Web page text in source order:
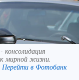
мирной жизни.
Перейти в Фотобанк